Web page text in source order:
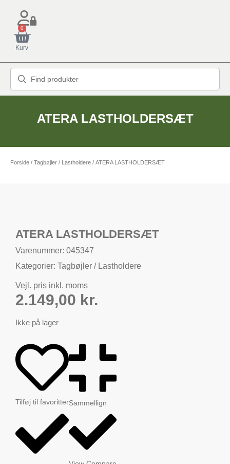
0
Kurv
ATERA LASTHOLDERSÆT
Forside / Tagbøjler / Lastholdere / ATERA LASTHOLDERSÆT
ATERA LASTHOLDERSÆT
Varenummer: 045347
Kategorier: Tagbøjler / Lastholdere
Vejl. pris inkl. moms
2.149,00 kr.
Ikke på lager
Tilføj til favoritterSammellign